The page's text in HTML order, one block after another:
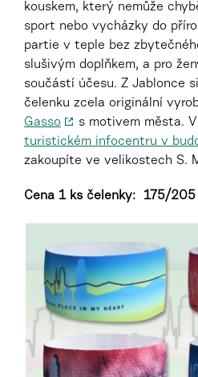
kouskem, který nemůže
sport nebo vycházky do
partie v teple bez
slušivým doplňkem, a pro
součástí účesu. Z Jablonce
čelenku zcela originální
Gasso
s motivem města.
turistickém infocentru v
zakoupíte ve velikostech S.
Cena 1 ks čelenky: 175/205